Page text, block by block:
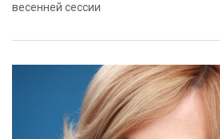
весенней сессии